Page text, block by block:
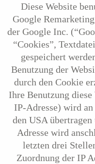
Diese Website
Google
der Google Inc.
“Cookies”,
gespeichert
Benutzung der
durch den Cookie
Ihre Benutzung
IP-Adresse) wird
den USA
Adresse wird
letzten drei
Zuordnung der IP